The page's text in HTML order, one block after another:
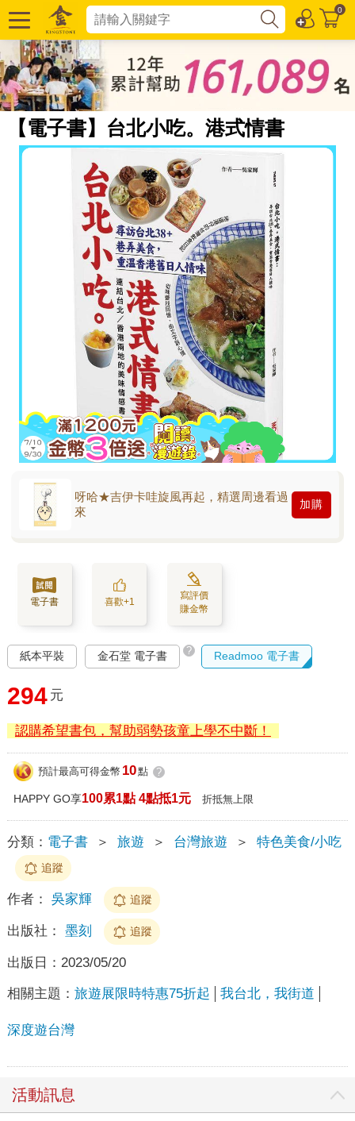
0
【電子書】台北小吃。港式情書
呀哈★吉伊卡哇旋風再起，精選周邊看過
來
加購
電子書 喜歡+1
寫評價
賺金幣
紙本平裝 金石堂 電子書 ? Readmoo 電子書
294 元
認購希望書包，幫助弱勢孩童上學不中斷！
預計最高可得金幣 10點 ?
HAPPY GO享100累1點 4點抵1元 折抵無上限
分類： 電子書 ＞ 旅遊 ＞ 台灣旅遊 ＞ 特色美食/小吃
追蹤
作者： 吳家輝 追蹤
出版社： 墨刻 追蹤
出版日： 2023/05/20
相關主題： 旅遊展限時特惠75折起 我台北，我街道
深度遊台灣
活動訊息